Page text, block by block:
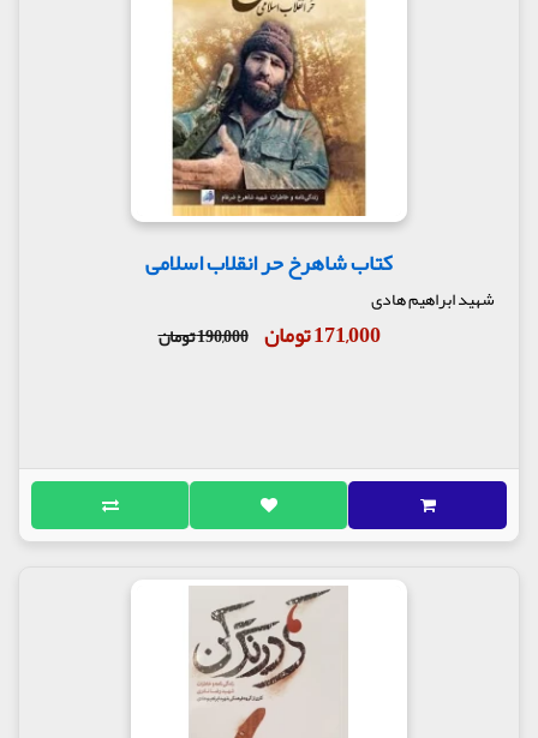
کتاب شاهرخ حر انقلاب اسلامی
شهید ابراهیم هادی
171,000 تومان 190,000 تومان